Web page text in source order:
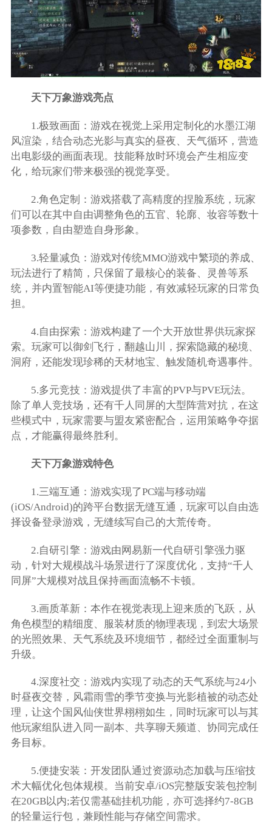
天下万象游戏亮点
1.极致画面：游戏在视觉上采用定制化的水墨江湖
风渲染，结合动态光影与真实的昼夜、天气循环，营造
出电影级的画面表现。技能释放时环境会产生相应变
化，给玩家们带来极强的视觉享受。
2.角色定制：游戏搭载了高精度的捏脸系统，玩家
们可以在其中自由调整角色的五官、轮廓、妆容等数十
项参数，自由塑造自身形象。
3.轻量减负：游戏对传统MMO游戏中繁琐的养成、
玩法进行了精简，只保留了最核心的装备、灵兽等系
统，并内置智能AI等便捷功能，有效减轻玩家的日常负
担。
4.自由探索：游戏构建了一个大开放世界供玩家探
索。玩家可以御剑飞行，翻越山川，探索隐藏的秘境、
洞府，还能发现珍稀的天材地宝、触发随机奇遇事件。
5.多元竞技：游戏提供了丰富的PVP与PVE玩法。
除了单人竞技场，还有千人同屏的大型阵营对抗，在这
些模式中，玩家需要与盟友紧密配合，运用策略争夺据
点，才能赢得最终胜利。
天下万象游戏特色
1.三端互通：游戏实现了PC端与移动端
(iOS/Android)的跨平台数据无缝互通，玩家可以自由选
择设备登录游戏，无缝续写自己的大荒传奇。
2.自研引擎：游戏由网易新一代自研引擎强力驱
动，针对大规模战斗场景进行了深度优化，支持“千人
同屏”大规模对战且保持画面流畅不卡顿。
3.画质革新：本作在视觉表现上迎来质的飞跃，从
角色模型的精细度、服装材质的物理表现，到宏大场景
的光照效果、天气系统及环境细节，都经过全面重制与
升级。
4.深度社交：游戏内实现了动态的天气系统与24小
时昼夜交替，风霜雨雪的季节变换与光影植被的动态处
理，让这个国风仙侠世界栩栩如生，同时玩家可以与其
他玩家组队进入同一副本、共享聊天频道、协同完成任
务目标。
5.便捷安装：开发团队通过资源动态加载与压缩技
术大幅优化包体规模。当前安卓/iOS完整版安装包控制
在20GB以内;若仅需基础挂机功能，亦可选择约7-8GB
的轻量运行包，兼顾性能与存储空间需求。